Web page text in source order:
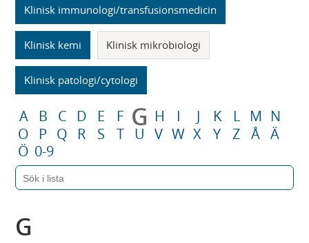
Klinisk immunologi/transfusionsmedicin
Klinisk kemi Klinisk mikrobiologi
Klinisk patologi/cytologi
A B C D E F G H I J K L M N
O
P Q R S T U V W X Y Z Å Ä
Ö 0-9
G